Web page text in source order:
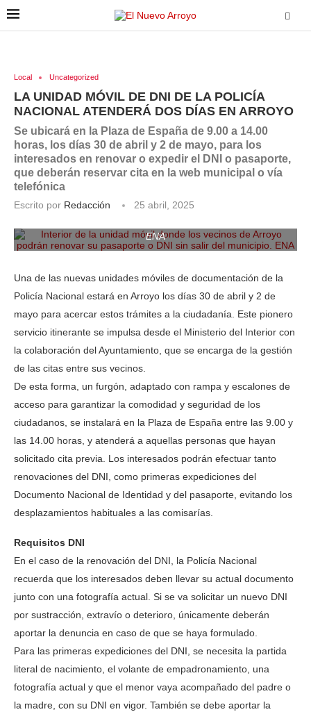
Local Uncategorized
LA UNIDAD MÓVIL DE DNI DE LA POLICÍA
NACIONAL ATENDERÁ DOS DÍAS EN ARROYO
Se ubicará en la Plaza de España de 9.00 a 14.00
horas, los días 30 de abril y 2 de mayo, para los
interesados en renovar o expedir el DNI o pasaporte,
que deberán reservar cita en la web municipal o vía
telefónica
Escrito por Redacción 25 abril, 2025
Interior de la unidad móvil donde los vecinos de Arroyo
ENA
Una de las nuevas unidades móviles de documentación de la
Policía Nacional estará en Arroyo los días 30 de abril y 2 de
mayo para acercar estos trámites a la ciudadanía. Este pionero
servicio itinerante se impulsa desde el Ministerio del Interior con
la colaboración del Ayuntamiento, que se encarga de la gestión
de las citas entre sus vecinos.
De esta forma, un furgón, adaptado con rampa y escalones de
acceso para garantizar la comodidad y seguridad de los
ciudadanos, se instalará en la Plaza de España entre las 9.00 y
las 14.00 horas, y atenderá a aquellas personas que hayan
solicitado cita previa. Los interesados podrán efectuar tanto
renovaciones del DNI, como primeras expediciones del
Documento Nacional de Identidad y del pasaporte, evitando los
desplazamientos habituales a las comisarías.
Requisitos DNI
En el caso de la renovación del DNI, la Policía Nacional
recuerda que los interesados deben llevar su actual documento
junto con una fotografía actual. Si se va solicitar un nuevo DNI
por sustracción, extravío o deterioro, únicamente deberán
aportar la denuncia en caso de que se haya formulado.
Para las primeras expediciones del DNI, se necesita la partida
literal de nacimiento, el volante de empadronamiento, una
fotografía actual y que el menor vaya acompañado del padre o
la madre, con su DNI en vigor. También se debe aportar la